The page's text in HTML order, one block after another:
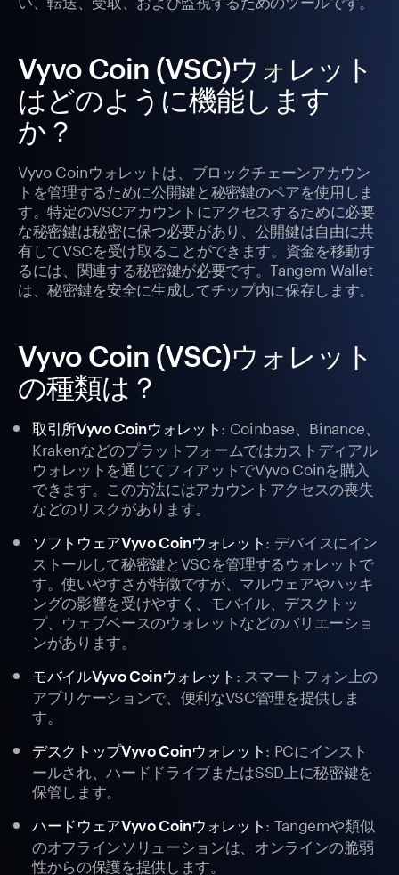
Vyvo Coin (VSC)ウォレット
はどのように機能します
か？
Vyvo Coinウォレットは、ブロックチェーンアカウン
トを管理するために公開鍵と秘密鍵のペアを使用しま
す。特定のVSCアカウントにアクセスするために必要
な秘密鍵は秘密に保つ必要があり、公開鍵は自由に共
有してVSCを受け取ることができます。資金を移動す
るには、関連する秘密鍵が必要です。Tangem Wallet
は、秘密鍵を安全に生成してチップ内に保存します。
Vyvo Coin (VSC)ウォレット
の種類は？
取引所Vyvo Coinウォレット : Coinbase、Binance、
Krakenなどのプラットフォームではカストディアル
ウォレットを通じてフィアットでVyvo Coinを購入
できます。この方法にはアカウントアクセスの喪失
などのリスクがあります。
ソフトウェアVyvo Coinウォレット : デバイスにイン
ストールして秘密鍵とVSCを管理するウォレットで
す。使いやすさが特徴ですが、マルウェアやハッキ
ングの影響を受けやすく、モバイル、デスクトッ
プ、ウェブベースのウォレットなどのバリエーショ
ンがあります。
モバイルVyvo Coinウォレット : スマートフォン上の
アプリケーションで、便利なVSC管理を提供しま
す。
デスクトップVyvo Coinウォレット : PCにインスト
ールされ、ハードドライブまたはSSD上に秘密鍵を
保管します。
ハードウェアVyvo Coinウォレット : Tangemや類似
のオフラインソリューションは、オンラインの脆弱
性からの保護を提供します。